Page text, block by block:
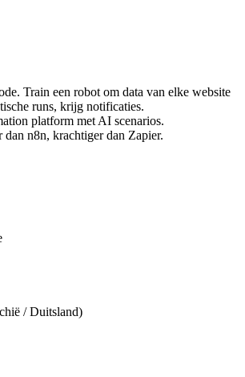
Train een robot om data van elke website
runs, krijg notificaties.
platform met AI scenarios.
n8n, krachtiger dan Zapier.
/ Duitsland)